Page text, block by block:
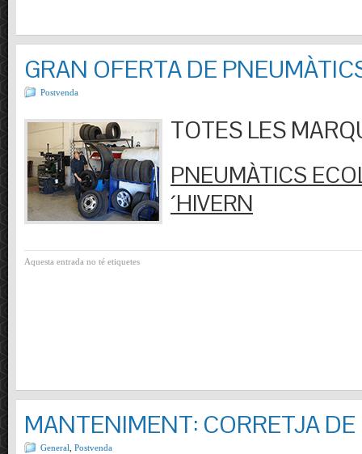
GRAN OFERTA DE
Postvenda
TOTES LES
PNEUMÀTICS
´HIVERN
Aquesta entrada no té etiquetes
MANTENIMENT: CORRETJA
General Postvenda